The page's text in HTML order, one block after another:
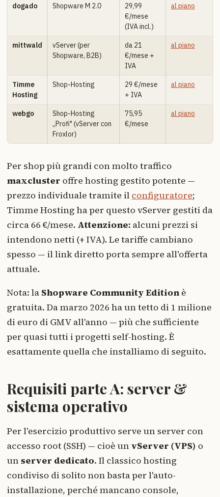
dogado Shopware M 2.0
29,99
€/mese
(IVA incl.)
al piano
mittwald
vServer (per
Shopware, B2B)
da 21
€/mese +
IVA
al piano
Timme
Hosting
Shop-Hosting
29 €/mese
+ IVA
al piano
webgo
Shop-Hosting
„Profi" (vServer con
Froxlor)
75,95
€/mese
al piano
Per shop più grandi con molto traffico
maxcluster offre hosting gestito potente —
prezzo individuale tramite il configuratore;
Timme Hosting ha per questo vServer gestiti da
circa 66 €/mese. Attenzione: alcuni prezzi si
intendono netti (+ IVA). Le tariffe cambiano
spesso — il link diretto porta sempre all'offerta
attuale.
Nota: la Shopware Community Edition è
gratuita. Da marzo 2026 ha un tetto di 1 milione
di euro di GMV all'anno — più che sufficiente
per quasi tutti i progetti self-hosting. È
esattamente quella che installiamo di seguito.
Requisiti parte A: server &
sistema operativo
Per l'esercizio produttivo serve un server con
accesso root (SSH) — cioè un vServer (VPS) o
un server dedicato. Il classico hosting
condiviso di solito non basta per l'auto-
installazione, perché mancano console,